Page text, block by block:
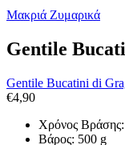
Μακριά Ζυμαρικά
Gentile
Gentile Bucatini di
€4,90
Χρόνος
Βάρος: 500 g